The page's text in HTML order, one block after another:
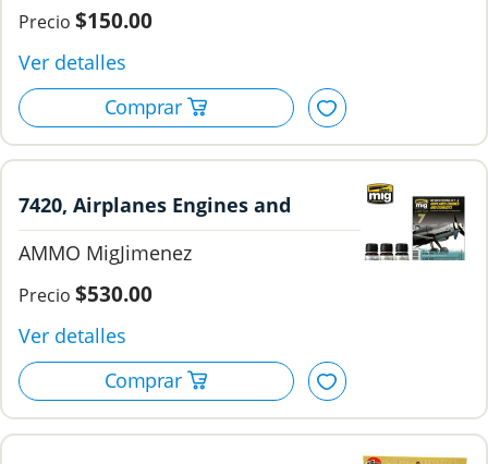
$150.00
7420, Airplanes Engines and
Exhausts, AMMO MigJimenez
AMMO MigJimenez
$530.00